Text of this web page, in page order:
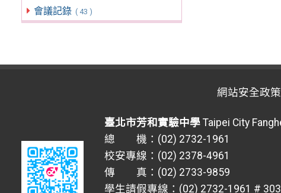
會議記錄 ( 43 )
網站安全政策
臺北市芳和實驗中學 Taipei City
總 機：(02) 2732-1961
校安專線：(02) 2378-4961
傳 真：(02) 2733-9859
學生請假專線：(02) 2732-1961 # 303